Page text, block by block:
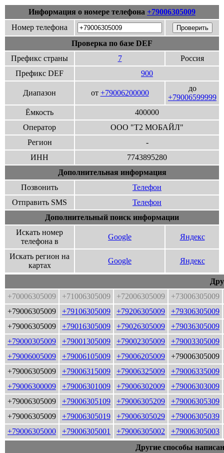
Информация о номере телефона +79006305009
Номер телефона
Проверка по базе DEF
Префикс страны
7
Россия
Префикс DEF
900
Диапазон от +79006200000
до
+79006599999
Ёмкость
400000
Оператор
ООО "Т2 МОБАЙЛ"
Регион
-
ИНН
7743895280
Дополнительная информация
Позвонить
Телефон
Отправить SMS
Телефон
Дополнительный поиск информации
Искать номер
телефона в
Google Яндекс
Искать регион на
картах
Google Яндекс
+70006305009
+71006305009 +72006305009
+73006305009
+79006305009
+79106305009 +79206305009
+79306305009
+79006305009
+79016305009 +79026305009
+79036305009
+79000305009
+79001305009 +79002305009
+79003305009
+79006005009
+79006105009 +79006205009
+79006305009
+79006305009
+79006315009 +79006325009
+79006335009
+79006300009
+79006301009 +79006302009
+79006303009
+79006305009
+79006305109 +79006305209
+79006305309
+79006305009
+79006305019 +79006305029
+79006305039
+79006305000
+79006305001 +79006305002
+79006305003
Другие способы